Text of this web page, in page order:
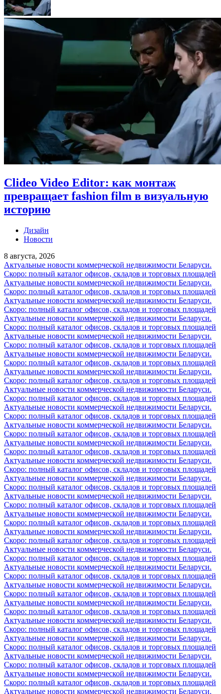
Clideo Video Editor: как монтаж
превращает fashion film в визуальную
историю
Дизайн
Новости
8 августа, 2026
Актуальные новости коммерческой недвижимости Беларуси.
Скоро: полный каталог офисов, складов и торговых площадей
Актуальные новости коммерческой недвижимости Беларуси.
Скоро: полный каталог офисов, складов и торговых площадей
Актуальные новости коммерческой недвижимости Беларуси.
Скоро: полный каталог офисов, складов и торговых площадей
Актуальные новости коммерческой недвижимости Беларуси.
Скоро: полный каталог офисов, складов и торговых площадей
Актуальные новости коммерческой недвижимости Беларуси.
Скоро: полный каталог офисов, складов и торговых площадей
Актуальные новости коммерческой недвижимости Беларуси.
Скоро: полный каталог офисов, складов и торговых площадей
Актуальные новости коммерческой недвижимости Беларуси.
Скоро: полный каталог офисов, складов и торговых площадей
Актуальные новости коммерческой недвижимости Беларуси.
Скоро: полный каталог офисов, складов и торговых площадей
Актуальные новости коммерческой недвижимости Беларуси.
Скоро: полный каталог офисов, складов и торговых площадей
Актуальные новости коммерческой недвижимости Беларуси.
Скоро: полный каталог офисов, складов и торговых площадей
Актуальные новости коммерческой недвижимости Беларуси.
Скоро: полный каталог офисов, складов и торговых площадей
Актуальные новости коммерческой недвижимости Беларуси.
Скоро: полный каталог офисов, складов и торговых площадей
Актуальные новости коммерческой недвижимости Беларуси.
Скоро: полный каталог офисов, складов и торговых площадей
Актуальные новости коммерческой недвижимости Беларуси.
Скоро: полный каталог офисов, складов и торговых площадей
Актуальные новости коммерческой недвижимости Беларуси.
Скоро: полный каталог офисов, складов и торговых площадей
Актуальные новости коммерческой недвижимости Беларуси.
Скоро: полный каталог офисов, складов и торговых площадей
Актуальные новости коммерческой недвижимости Беларуси.
Скоро: полный каталог офисов, складов и торговых площадей
Актуальные новости коммерческой недвижимости Беларуси.
Скоро: полный каталог офисов, складов и торговых площадей
Актуальные новости коммерческой недвижимости Беларуси.
Скоро: полный каталог офисов, складов и торговых площадей
Актуальные новости коммерческой недвижимости Беларуси.
Скоро: полный каталог офисов, складов и торговых площадей
Актуальные новости коммерческой недвижимости Беларуси.
Скоро: полный каталог офисов, складов и торговых площадей
Актуальные новости коммерческой недвижимости Беларуси.
Скоро: полный каталог офисов, складов и торговых площадей
Актуальные новости коммерческой недвижимости Беларуси.
Скоро: полный каталог офисов, складов и торговых площадей
Актуальные новости коммерческой недвижимости Беларуси.
Скоро: полный каталог офисов, складов и торговых площадей
Актуальные новости коммерческой недвижимости Беларуси.